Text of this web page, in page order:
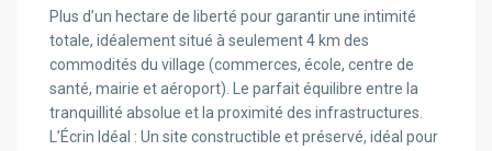
Plus d’un hectare de liberté pour garantir une intimité
totale, idéalement situé à seulement 4 km des
commodités du village (commerces, école, centre de
santé, mairie et aéroport). Le parfait équilibre entre la
tranquillité absolue et la proximité des infrastructures.
L’Écrin Idéal : Un site constructible et préservé, idéal pour